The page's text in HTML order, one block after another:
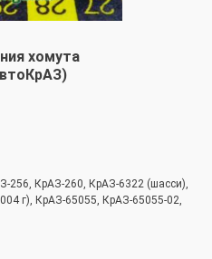
хомута
256, КрАЗ-260, КрАЗ-6322 (шасси),
г), КрАЗ-65055, КрАЗ-65055-02,